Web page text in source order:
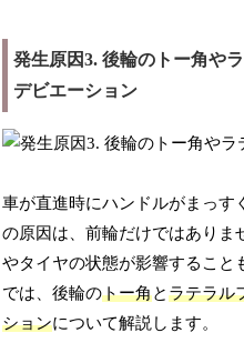
発生原因3. 後輪のトー角や
デビエーション
車が直進時にハンドルがまっす
の原因は、前輪だけではありま
やタイヤの状態が影響すること
では、後輪のトー角とラテラル
ションについて解説します。